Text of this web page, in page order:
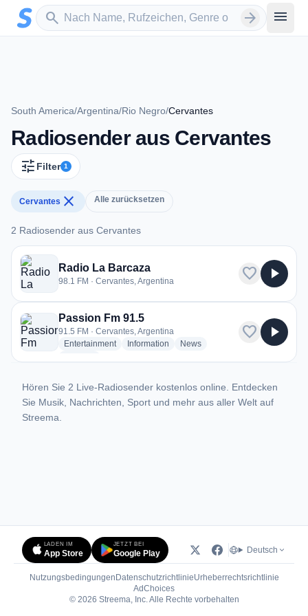
Zum Hauptinhalt springen
search
Sender suchen arrow_forward menu
South America/Argentina/Rio Negro/Cervantes
Radiosender aus Cervantes
tune Filter 1
Cervantes close Alle zurücksetzen
2 Radiosender aus Cervantes
2 Radiosender aus Cervantes
Radio La Barcaza
98.1 FM · Cervantes, Argentina favorite play_arrow
Passion Fm 91.5
91.5 FM · Cervantes, Argentina
Entertainmentradio stations
Information radio stations
Newsradio stations
favorite play_arrow
Hören Sie 2 Live-Radiosender kostenlos online. Entdecken
Sie Musik, Nachrichten, Sport und mehr aus aller Welt auf
Streema.
LADEN IM
App Store
JETZT BEI
Google Play Deutsch
Nutzungsbedingungen DatenschutzrichtlinieUrheberrechtsrichtlinie
AdChoices(öffnet in neuem Tab)
© 2026 Streema, Inc. Alle Rechte vorbehalten